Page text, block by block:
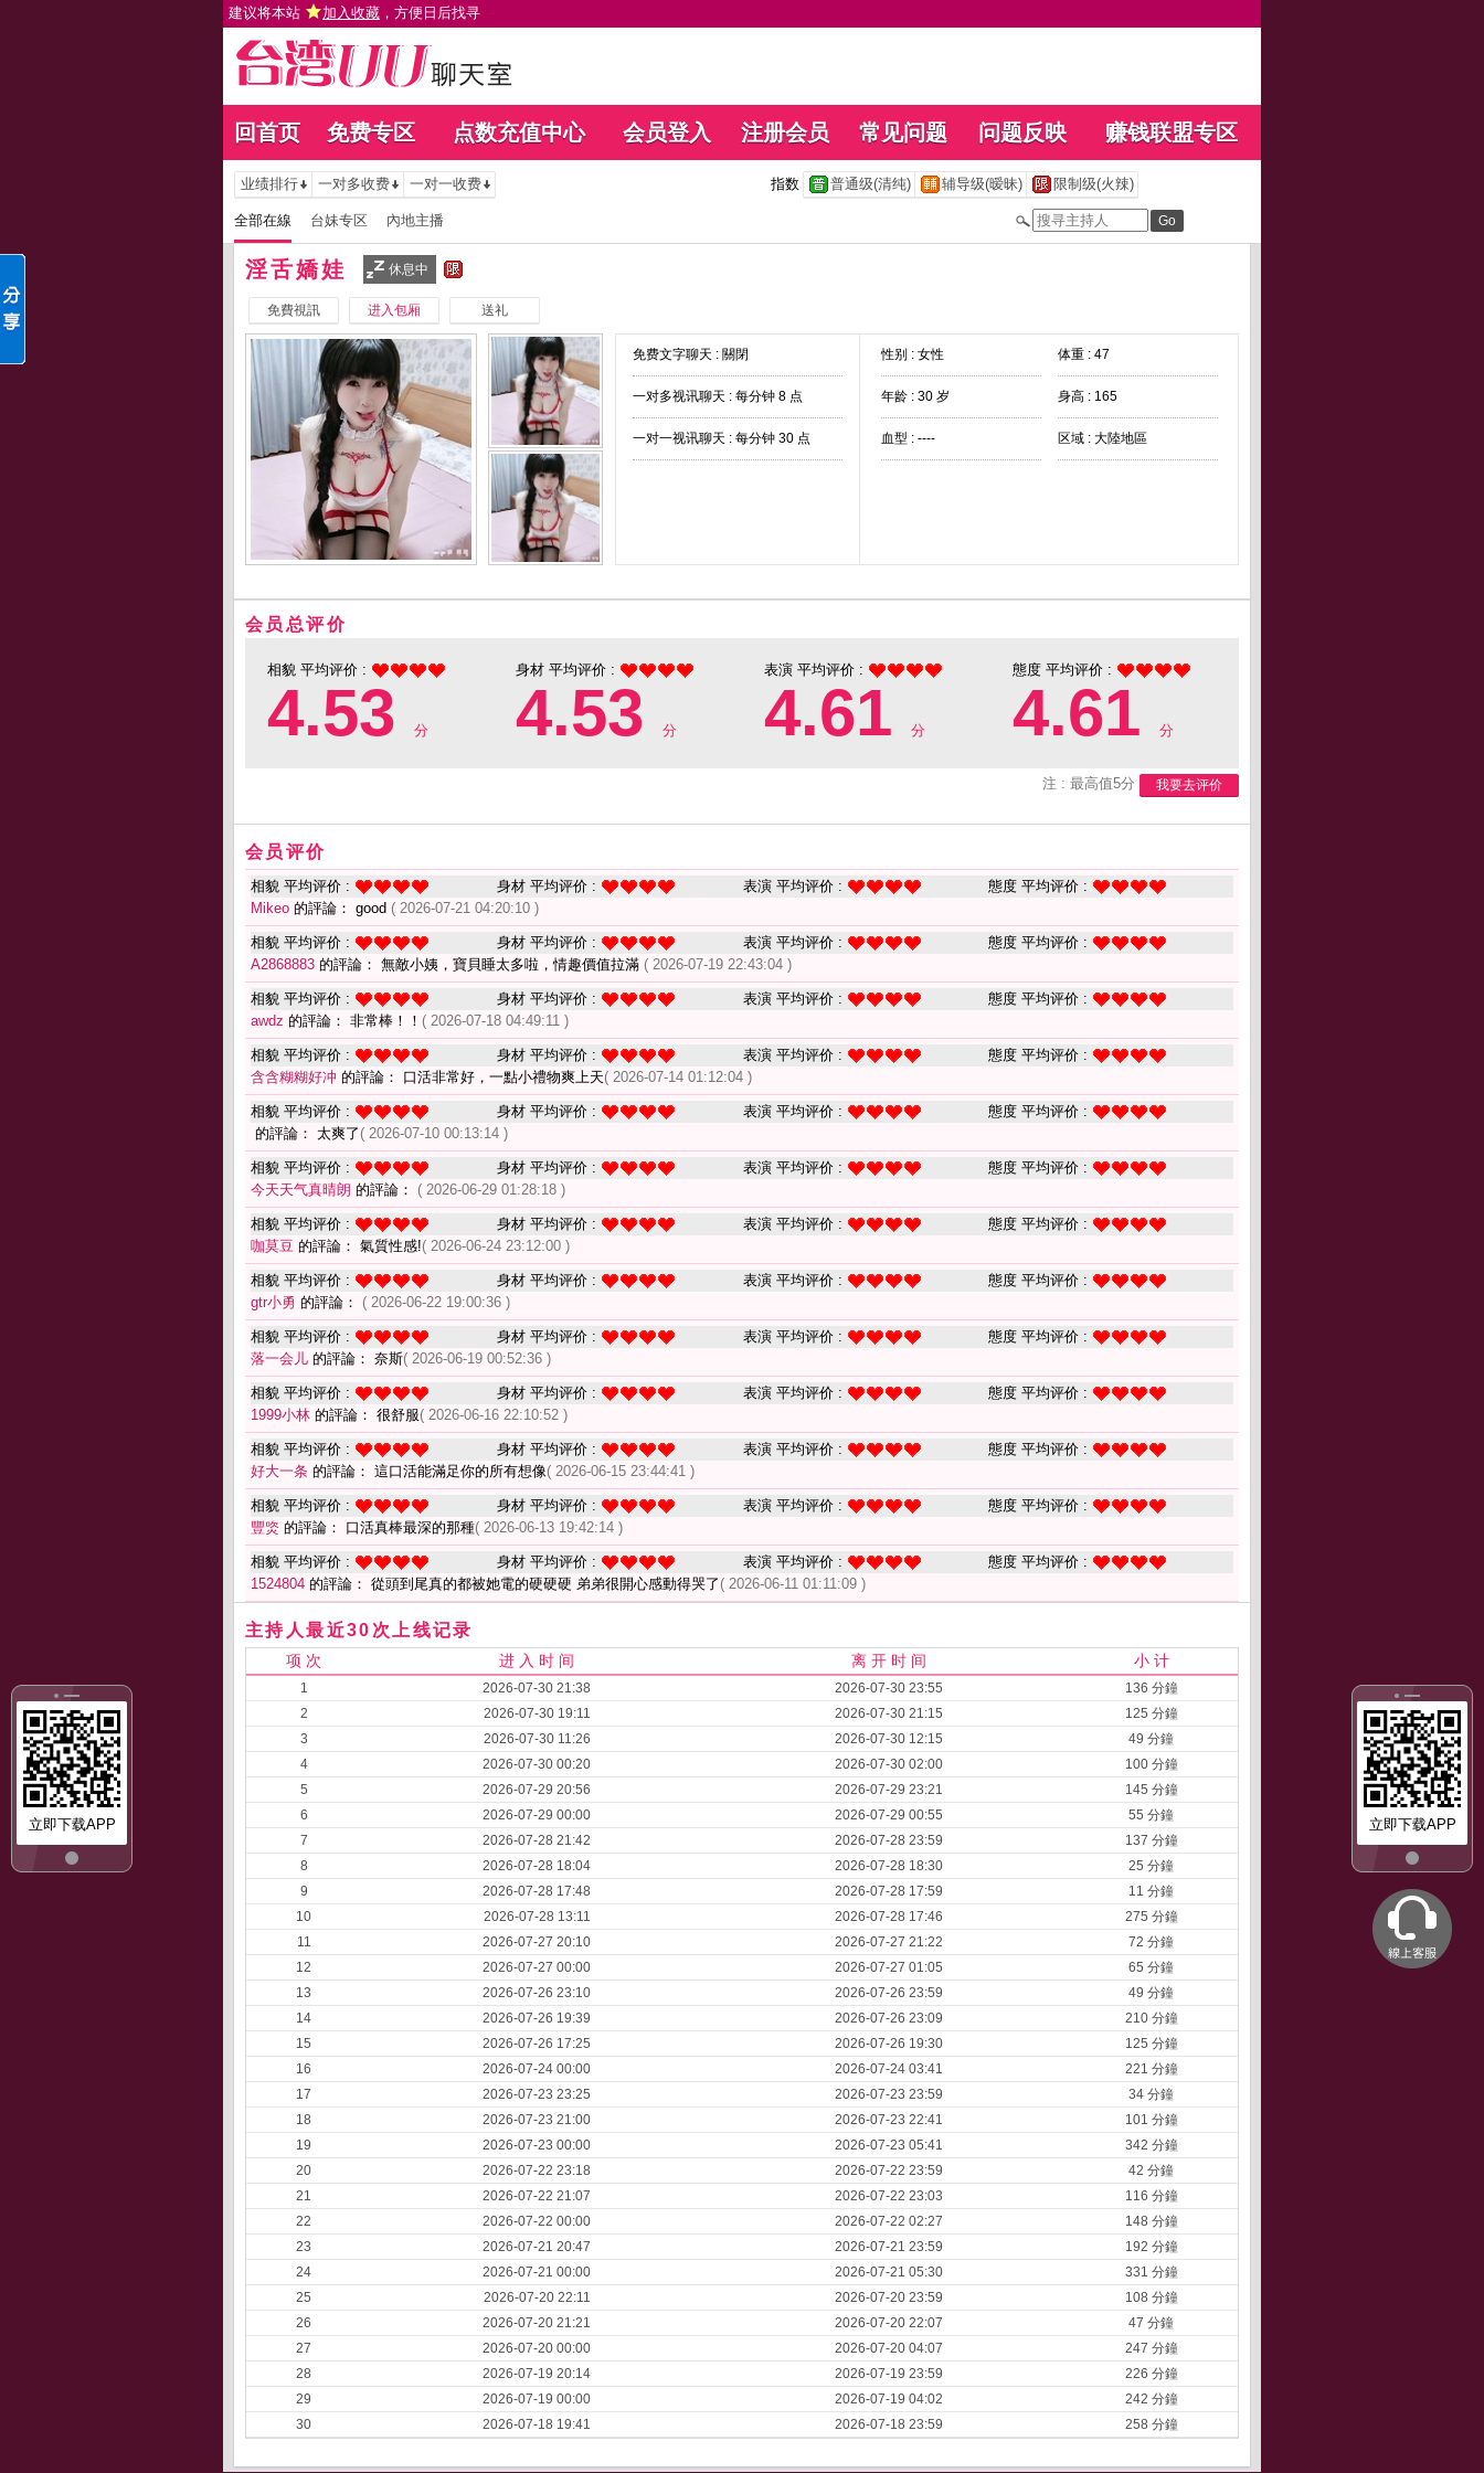
建议将本站 加入收藏 ，方便日后找寻
回首页 免费专区 点数充值中心 会员登入 注册会员 常见问题 问题反映 赚钱联盟专区
立即下载APP
立即下载APP
业绩排行 一对多收费 一对一收费 指数 普通级(清纯) 辅导级(暧昧) 限制级(火辣)
全部在線 台妹专区 內地主播
淫舌嬌娃 休息中
免費視訊 进入包厢 送礼
免费文字聊天 : 關閉
一对多视讯聊天 : 每分钟 8 点
一对一视讯聊天 : 每分钟 30 点
性别 : 女性 体重 : 47
年龄 : 30 岁 身高 : 165
血型 : ---- 区域 : 大陸地區
会员总评价
相貌 平均评价 :
4.53 分
身材 平均评价 :
4.53 分
表演 平均评价 :
4.61 分
態度 平均评价 :
4.61 分
注 : 最高值5分 我要去评价
会员评价
相貌 平均评价 : 身材 平均评价 : 表演 平均评价 :
態度 平均评价 :
Mikeo 的評論： good ( 2026-07-21 04:20:10 )
相貌 平均评价 : 身材 平均评价 : 表演 平均评价 :
態度 平均评价 :
A2868883 的評論： 無敵小姨，寶貝睡太多啦，情趣價值拉滿 ( 2026-07-19 22:43:04 )
相貌 平均评价 : 身材 平均评价 : 表演 平均评价 :
態度 平均评价 :
awdz 的評論： 非常棒！！ ( 2026-07-18 04:49:11 )
相貌 平均评价 : 身材 平均评价 : 表演 平均评价 :
態度 平均评价 :
含含糊糊好冲 的評論： 口活非常好，一點小禮物爽上天( 2026-07-14 01:12:04 )
相貌 平均评价 : 身材 平均评价 : 表演 平均评价 :
態度 平均评价 :
的評論： 太爽了 ( 2026-07-10 00:13:14 )
相貌 平均评价 : 身材 平均评价 : 表演 平均评价 :
態度 平均评价 :
今天天气真晴朗 的評論： ( 2026-06-29 01:28:18 )
相貌 平均评价 : 身材 平均评价 : 表演 平均评价 :
態度 平均评价 :
咖莫豆 的評論： 氣質性感!( 2026-06-24 23:12:00 )
相貌 平均评价 : 身材 平均评价 : 表演 平均评价 :
態度 平均评价 :
gtr小勇 的評論： ( 2026-06-22 19:00:36 )
相貌 平均评价 : 身材 平均评价 : 表演 平均评价 :
態度 平均评价 :
落一会儿 的評論： 奈斯( 2026-06-19 00:52:36 )
相貌 平均评价 : 身材 平均评价 : 表演 平均评价 :
態度 平均评价 :
1999小林 的評論： 很舒服( 2026-06-16 22:10:52 )
相貌 平均评价 : 身材 平均评价 : 表演 平均评价 :
態度 平均评价 :
好大一条 的評論： 這口活能滿足你的所有想像( 2026-06-15 23:44:41 )
相貌 平均评价 : 身材 平均评价 : 表演 平均评价 :
態度 平均评价 :
豐焁 的評論： 口活真棒最深的那種( 2026-06-13 19:42:14 )
相貌 平均评价 : 身材 平均评价 : 表演 平均评价 :
態度 平均评价 :
1524804 的評論： 從頭到尾真的都被她電的硬硬硬 弟弟很開心感動得哭了 ( 2026-06-11 01:11:09 )
主持人最近30次上线记录
项 次 进 入 时 间 离 开 时 间 小 计
1 2026-07-30 21:38 2026-07-30 23:55
136 分鐘
2
2026-07-30 19:11 2026-07-30 21:15
125 分鐘
3
2026-07-30 11:26 2026-07-30 12:15
49 分鐘
4
2026-07-30 00:20 2026-07-30 02:00
100 分鐘
5
2026-07-29 20:56 2026-07-29 23:21
145 分鐘
6
2026-07-29 00:00 2026-07-29 00:55
55 分鐘
7
2026-07-28 21:42 2026-07-28 23:59
137 分鐘
8
2026-07-28 18:04 2026-07-28 18:30
25 分鐘
9
2026-07-28 17:48 2026-07-28 17:59
11 分鐘
10
2026-07-28 13:11 2026-07-28 17:46
275 分鐘
11
2026-07-27 20:10 2026-07-27 21:22
72 分鐘
12
2026-07-27 00:00 2026-07-27 01:05
65 分鐘
13
2026-07-26 23:10 2026-07-26 23:59
49 分鐘
14
2026-07-26 19:39 2026-07-26 23:09
210 分鐘
15
2026-07-26 17:25 2026-07-26 19:30
125 分鐘
16
2026-07-24 00:00 2026-07-24 03:41
221 分鐘
17
2026-07-23 23:25 2026-07-23 23:59
34 分鐘
18
2026-07-23 21:00 2026-07-23 22:41
101 分鐘
19
2026-07-23 00:00 2026-07-23 05:41
342 分鐘
20
2026-07-22 23:18 2026-07-22 23:59
42 分鐘
21
2026-07-22 21:07 2026-07-22 23:03
116 分鐘
22
2026-07-22 00:00 2026-07-22 02:27
148 分鐘
23
2026-07-21 20:47 2026-07-21 23:59
192 分鐘
24
2026-07-21 00:00 2026-07-21 05:30
331 分鐘
25
2026-07-20 22:11 2026-07-20 23:59
108 分鐘
26
2026-07-20 21:21 2026-07-20 22:07
47 分鐘
27
2026-07-20 00:00 2026-07-20 04:07
247 分鐘
28
2026-07-19 20:14 2026-07-19 23:59
226 分鐘
29
2026-07-19 00:00 2026-07-19 04:02
242 分鐘
30
2026-07-18 19:41 2026-07-18 23:59 258 分鐘